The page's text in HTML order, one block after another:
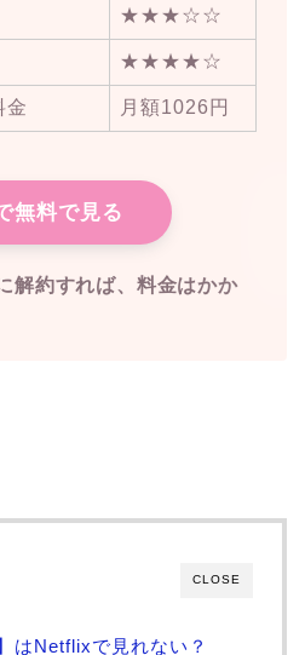
★★★☆☆
★★★★☆
金 月額1026円
無料で見る
解約すれば、料金はかか
CLOSE
はNetflixで見れない？